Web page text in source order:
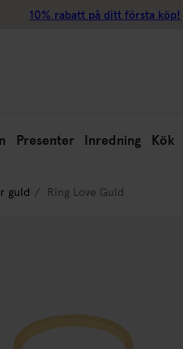
10% rabatt på ditt första köp!
Presenter Inredning Kök
guld Ring Love Guld